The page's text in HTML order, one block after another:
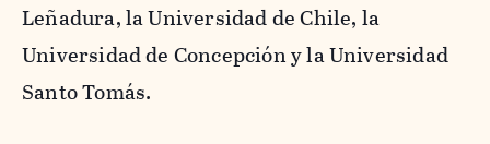
Leñadura, la Universidad de Chile, la
Universidad de Concepción y la Universidad
Santo Tomás.